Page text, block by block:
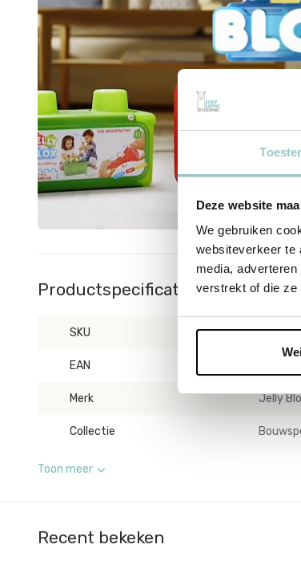
Deze website
We gebruiken
websiteverkeer te
media,
verstrekt of die ze
Productspecificaties
SKU
EAN
Merk Jelly
Collectie
Toon meer
Recent bekeken